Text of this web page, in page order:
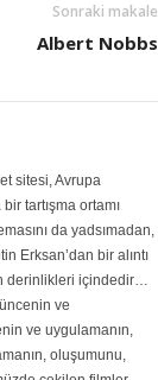
Sonraki makale
Albert Nobbs
sitesi, Avrupa
tartışma ortamı
da yadsımadan,
Erksan’dan bir alıntı
derinlikleri içindedir…
ve
ve uygulamanın,
oluşumunu,